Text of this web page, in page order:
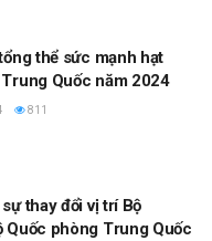
thể sức mạnh hạt
Quốc năm 2024
811
thay đổi vị trí Bộ
Quốc phòng Trung Quốc